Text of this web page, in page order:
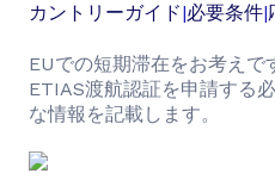
カントリーガイド|必要条件|
EUでの短期滞在をお考えで
ETIAS渡航認証を申請する
な情報を記載します。